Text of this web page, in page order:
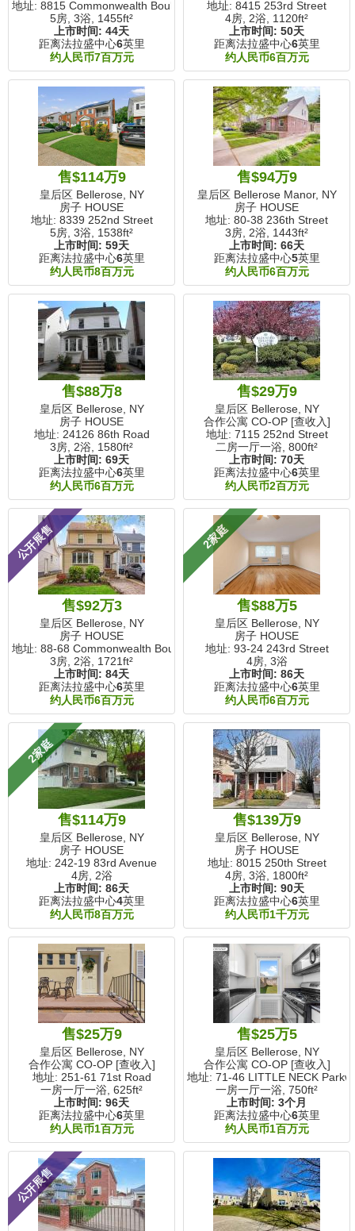
地址: 8815 Commonwealth Boulevard
5房, 3浴, 1455ft²
上市时间: 44天
距离法拉盛中心6英里
约人民币7百万元
地址: 8415 253rd Street
4房, 2浴, 1120ft²
上市时间: 50天
距离法拉盛中心6英里
约人民币6百万元
售$114万9
皇后区 Bellerose, NY
房子 HOUSE
地址: 8339 252nd Street
5房, 3浴, 1538ft²
上市时间: 59天
距离法拉盛中心6英里
约人民币8百万元
售$94万9
皇后区 Bellerose Manor, NY
房子 HOUSE
地址: 80-38 236th Street
3房, 2浴, 1443ft²
上市时间: 66天
距离法拉盛中心5英里
约人民币6百万元
售$88万8
皇后区 Bellerose, NY
房子 HOUSE
地址: 24126 86th Road
3房, 2浴, 1580ft²
上市时间: 69天
距离法拉盛中心6英里
约人民币6百万元
售$29万9
皇后区 Bellerose, NY
合作公寓 CO-OP [查收入]
地址: 7115 252nd Street
二房一厅一浴, 800ft²
上市时间: 70天
距离法拉盛中心6英里
约人民币2百万元
公开展售
售$92万3
皇后区 Bellerose, NY
房子 HOUSE
地址: 88-68 Commonwealth Boulevard
3房, 2浴, 1721ft²
上市时间: 84天
距离法拉盛中心6英里
约人民币6百万元
2家庭
售$88万5
皇后区 Bellerose, NY
房子 HOUSE
地址: 93-24 243rd Street
4房, 3浴
上市时间: 86天
距离法拉盛中心6英里
约人民币6百万元
2家庭
售$114万9
皇后区 Bellerose, NY
房子 HOUSE
地址: 242-19 83rd Avenue
4房, 2浴
上市时间: 86天
距离法拉盛中心4英里
约人民币8百万元
售$139万9
皇后区 Bellerose, NY
房子 HOUSE
地址: 8015 250th Street
4房, 3浴, 1800ft²
上市时间: 90天
距离法拉盛中心6英里
约人民币1千万元
售$25万9
皇后区 Bellerose, NY
合作公寓 CO-OP [查收入]
地址: 251-61 71st Road
一房一厅一浴, 625ft²
上市时间: 96天
距离法拉盛中心6英里
约人民币1百万元
售$25万5
皇后区 Bellerose, NY
合作公寓 CO-OP [查收入]
地址: 71-46 LITTLE NECK
一房一厅一浴, 750ft²
上市时间: 3个月
距离法拉盛中心6英里
约人民币1百万元
公开展售